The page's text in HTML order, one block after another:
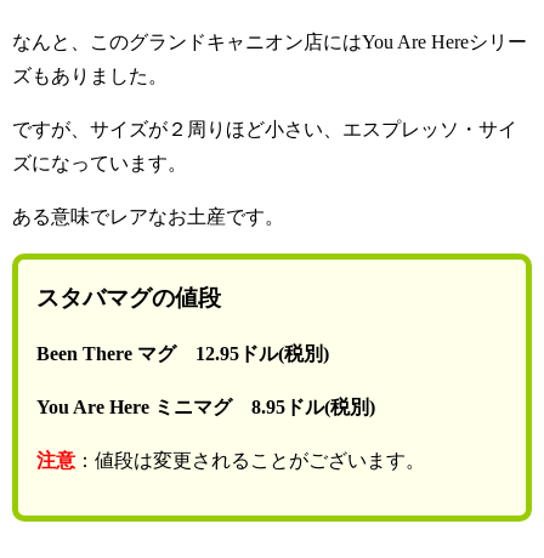
なんと、このグランドキャニオン店にはYou Are Hereシリー
ズもありました。
ですが、サイズが２周りほど小さい、エスプレッソ・サイ
ズになっています。
ある意味でレアなお土産です。
スタバマグの値段
Been There マグ 12.95ドル(税別)
You Are Here ミニマグ 8.95ドル(税別)
注意 ：値段は変更されることがございます。